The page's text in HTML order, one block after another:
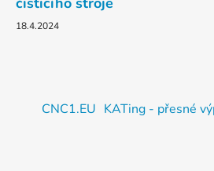
18.4.2024
CNC1.EU KATing - přesné